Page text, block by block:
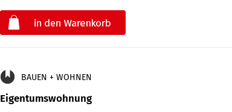
BAUEN + WOHNEN
Eigentumswohnung